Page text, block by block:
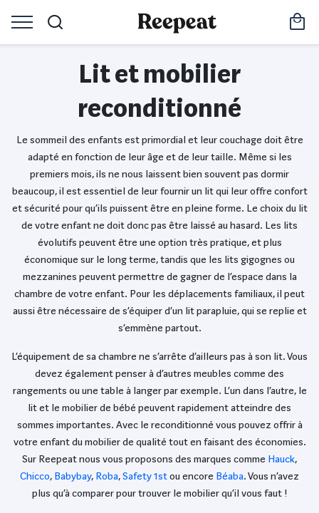
Lit et mobilier
reconditionné
Le sommeil des enfants est primordial et leur couchage doit être
adapté en fonction de leur âge et de leur taille. Même si les
premiers mois, ils ne nous laissent bien souvent pas dormir
beaucoup, il est essentiel de leur fournir un lit qui leur offre confort
et sécurité pour qu’ils puissent être en pleine forme. Le choix du lit
de votre enfant ne doit donc pas être laissé au hasard. Les lits
évolutifs peuvent être une option très pratique, et plus
économique sur le long terme, tandis que les lits gigognes ou
mezzanines peuvent permettre de gagner de l’espace dans la
chambre de votre enfant. Pour les déplacements familiaux, il peut
aussi être nécessaire de s’équiper d’un lit parapluie, qui se replie et
s’emmène partout.
L’équipement de sa chambre ne s’arrête d’ailleurs pas à son lit. Vous
devez également penser à d’autres meubles comme des
rangements ou une table à langer par exemple. L’un dans l’autre, le
lit et le mobilier de bébé peuvent rapidement atteindre des
sommes importantes. Avec le reconditionné vous pouvez offrir à
votre enfant du mobilier de qualité tout en faisant des économies.
Sur Reepeat nous vous proposons des marques comme Hauck,
Chicco, Babybay, Roba,Safety 1stou encore Béaba. Vous n’avez
plus qu’à comparer pour trouver le mobilier qu’il vous faut !